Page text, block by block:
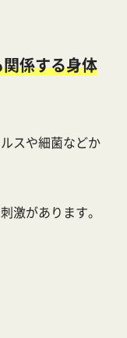
係する身体
スや細菌などか
激があります。